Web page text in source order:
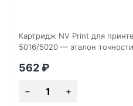
Картридж NV Print для
5016/5020 — эталон
562₽